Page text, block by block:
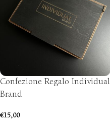
Confezione Regalo Individual
Brand
€15,00